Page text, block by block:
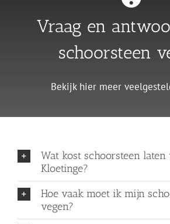
Vraag en
schoorsteen
Bekijk hier meer
Wat kost schoorsteen laten
Kloetinge?
Hoe vaak moet ik mijn
vegen?